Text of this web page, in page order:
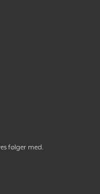
følger med.